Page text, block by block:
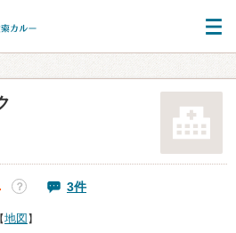
？ 3件
地図 】